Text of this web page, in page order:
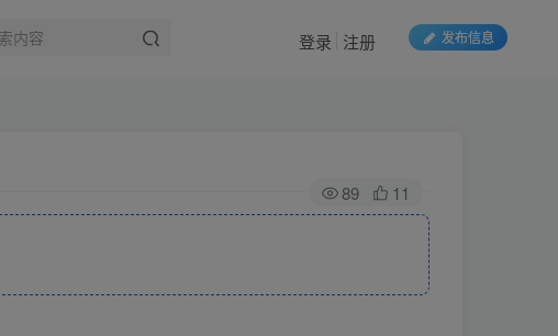
发布信息
登录 注册
89 11